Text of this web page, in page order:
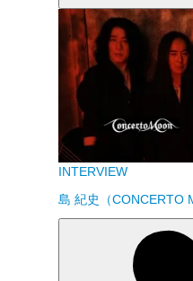
INTERVIEW
島 紀史（CONCERTO